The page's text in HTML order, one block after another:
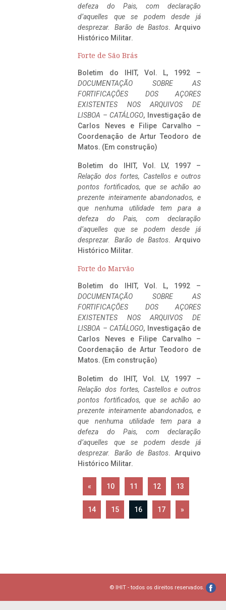
defeza do Pais, com declaração
d’aquelles que se podem desde já
desprezar. Barão de Bastos. Arquivo
Histórico Militar.
Forte de São Brás
Boletim do IHIT, Vol. L, 1992 –
DOCUMENTAÇÃO SOBRE AS
FORTIFICAÇÕES DOS AÇORES
EXISTENTES NOS ARQUIVOS DE
LISBOA – CATÁLOGO, Investigação de
Carlos Neves e Filipe Carvalho –
Coordenação de Artur Teodoro de
Matos. (Em construção)
Boletim do IHIT, Vol. LV, 1997 –
Relação dos fortes, Castellos e outros
pontos fortificados, que se achão ao
prezente inteiramente abandonados, e
que nenhuma utilidade tem para a
defeza do Pais, com declaração
d’aquelles que se podem desde já
desprezar. Barão de Bastos. Arquivo
Histórico Militar.
Forte do Marvão
Boletim do IHIT, Vol. L, 1992 –
DOCUMENTAÇÃO SOBRE AS
FORTIFICAÇÕES DOS AÇORES
EXISTENTES NOS ARQUIVOS DE
LISBOA – CATÁLOGO, Investigação de
Carlos Neves e Filipe Carvalho –
Coordenação de Artur Teodoro de
Matos. (Em construção)
Boletim do IHIT, Vol. LV, 1997 –
Relação dos fortes, Castellos e outros
pontos fortificados, que se achão ao
prezente inteiramente abandonados, e
que nenhuma utilidade tem para a
defeza do Pais, com declaração
d’aquelles que se podem desde já
desprezar. Barão de Bastos. Arquivo
Histórico Militar.
« 10 11 12 13
14 15 16 17 »
© IHIT - todos os direitos reservados.